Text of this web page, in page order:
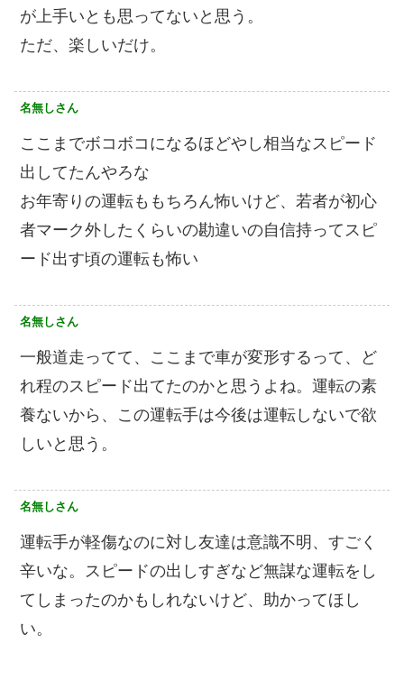
が上手いとも思ってないと思う。
ただ、楽しいだけ。
名無しさん
ここまでボコボコになるほどやし相当なスピード
出してたんやろな
お年寄りの運転ももちろん怖いけど、若者が初心
者マーク外したくらいの勘違いの自信持ってスピ
ード出す頃の運転も怖い
名無しさん
一般道走ってて、ここまで車が変形するって、ど
れ程のスピード出てたのかと思うよね。運転の素
養ないから、この運転手は今後は運転しないで欲
しいと思う。
名無しさん
運転手が軽傷なのに対し友達は意識不明、すごく
辛いな。スピードの出しすぎなど無謀な運転をし
てしまったのかもしれないけど、助かってほし
い。